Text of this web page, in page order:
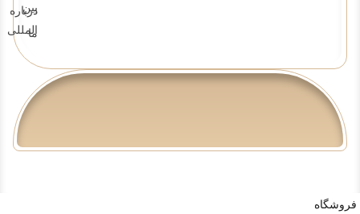
بین
المللی
درباره
ما
فروشگاه